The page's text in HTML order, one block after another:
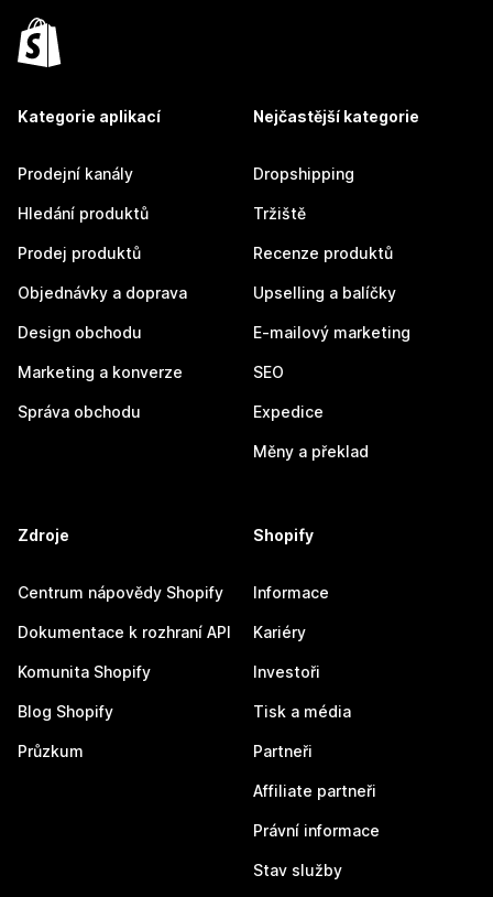
Kategorie aplikací
Prodejní kanály
Hledání produktů
Prodej produktů
Objednávky a doprava
Design obchodu
Marketing a konverze
Správa obchodu
Nejčastější kategorie
Dropshipping
Tržiště
Recenze produktů
Upselling a balíčky
E-mailový marketing
SEO
Expedice
Měny a překlad
Zdroje
Centrum nápovědy Shopify
Dokumentace k rozhraní API
Komunita Shopify
Blog Shopify
Průzkum
Shopify
Informace
Kariéry
Investoři
Tisk a média
Partneři
Affiliate partneři
Právní informace
Stav služby